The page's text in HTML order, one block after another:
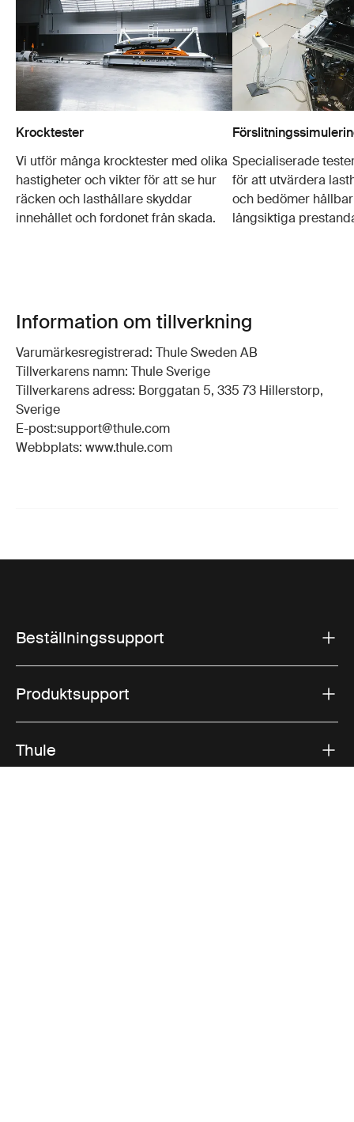
Krocktester
Vi utför många krocktester med olika
hastigheter och vikter för att se hur
räcken och lasthållare skyddar
innehållet och fordonet från skada.
Specialiserade
för att utvärdera
och bedömer
långsiktiga
Information om tillverkning
Varumärkesregistrerad: Thule Sweden AB
Tillverkarens namn: Thule Sverige
Tillverkarens adress: Borggatan 5, 335 73 Hillerstorp,
Sverige
E-post:support@thule.com
Webbplats: www.thule.com
Beställningssupport
Produktsupport
Thule